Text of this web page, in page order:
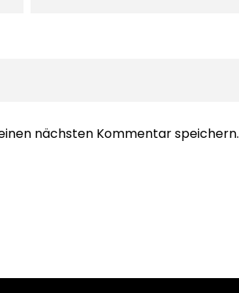
nächsten Kommentar speichern.